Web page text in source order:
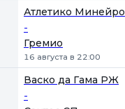
Атлетико Минейро
-
Гремио
16 августа в 22:00
Васко да Гама РЖ
-